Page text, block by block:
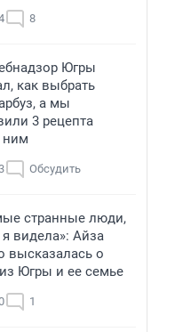
8
Югры
как выбрать
а мы
3 рецепта
ним
Обсудить
странные люди,
видела»: Айза
высказалась о
Югры и ее семье
1